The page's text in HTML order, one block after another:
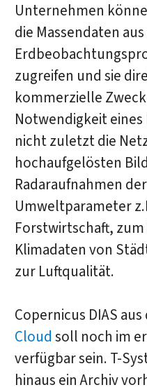
Unternehmen
die Massendaten
zugreifen und sie
kommerzielle
Notwendigkeit
nicht zuletzt die
hochaufgelösten
Radaraufnahmen
Umweltparameter
Forstwirtschaft,
Klimadaten von
zur Luftqualität.
Copernicus DIAS
Cloud soll noch im
verfügbar sein. T-
hinaus ein Archiv